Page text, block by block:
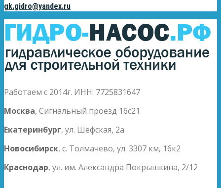
gk.gidro@yandex.ru
Работаем с 2014г. ИНН: 7725831647
Москва, Сигнальный проезд 16с21
Екатеринбург, ул. Шефская, 2а
Новосибирск, с. Толмачево, ул. 3307 км, 16к2
Краснодар, ул. им. Александра Покрышкина, 2/12